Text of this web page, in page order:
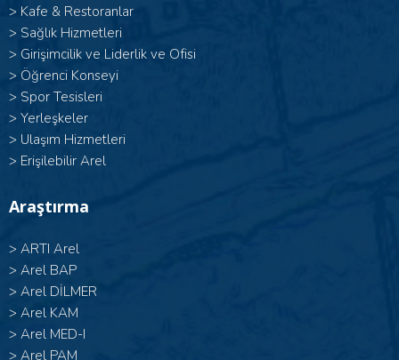
> Kafe & Restoranlar
> Sağlık Hizmetleri
> Girişimcilik ve Liderlik ve Ofisi
> Öğrenci Konseyi
> Spor Tesisleri
> Yerleşkeler
> Ulaşım Hizmetleri
> Erişilebilir Arel
Araştırma
> ARTI Arel
> Arel BAP
> Arel DİLMER
> Arel KAM
> Arel MED-I
> Arel PAM